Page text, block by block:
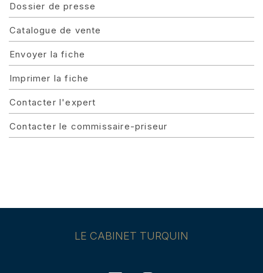
Dossier de presse
Catalogue de vente
Envoyer la fiche
Imprimer la fiche
Contacter l'expert
Contacter le commissaire-priseur
LE CABINET TURQUIN